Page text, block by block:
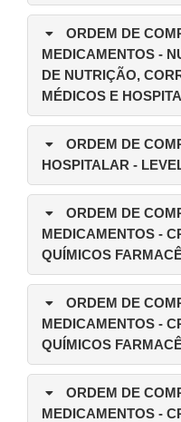
ORDEM DE
MEDICAMENTOS -
DE NUTRIÇÃO,
MÉDICOS E
ORDEM DE
HOSPITALAR -
ORDEM DE
MEDICAMENTOS -
QUÍMICOS
ORDEM DE
MEDICAMENTOS -
QUÍMICOS
ORDEM DE
MEDICAMENTOS -